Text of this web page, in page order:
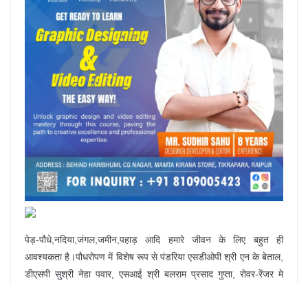
पेड़-पौधे,नदिया,जंगल,जमीन,पहाड़ आदि हमारे जीवन के लिए बहुत ही
आवश्यकता है।पौधरोपण में विशेष रूप से पंडरिया एसडीओपी श्री एन के बेताल,
डीएसपी सुश्री नेहा पवार, एसआई श्री बलराम प्रसाद गुप्ता, रोवर-रेंजर मे